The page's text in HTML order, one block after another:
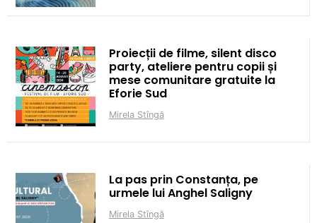
Proiecții de filme, silent disco
party, ateliere pentru copii și
mese comunitare gratuite la
Eforie Sud
Mirela Stîngă
La pas prin Constanța, pe
urmele lui Anghel Saligny
Mirela Stîngă